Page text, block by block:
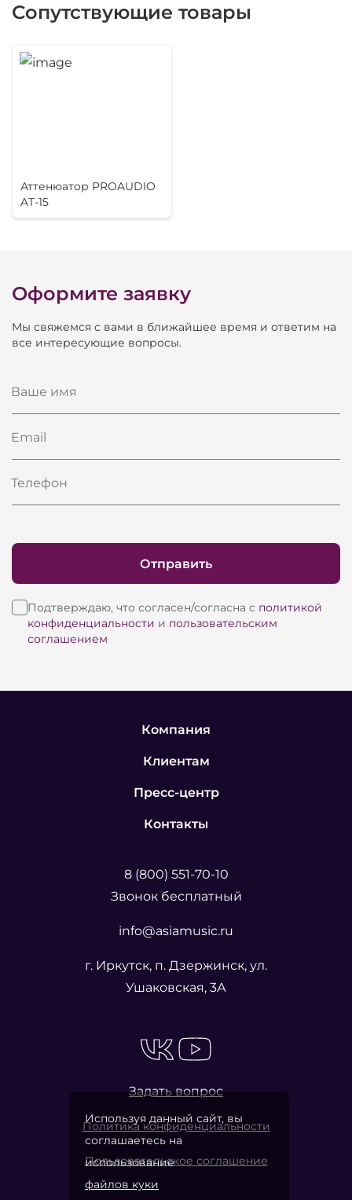
Сопутствующие товары
Аттенюатор PROAUDIO
AT-15
Оформите заявку
Мы свяжемся с вами в ближайшее время и ответим на
все интересующие вопросы.
Ваше имя
Email
Телефон
Подтверждаю, что согласен/согласна с политикой
конфиденциальности и пользовательским
соглашением
Отправить
Компания
Клиентам
Пресс-центр
Контакты
8 (800) 551-70-10
Звонок бесплатный
info@asiamusic.ru
г. Иркутск, п. Дзержинск, ул.
Ушаковская, 3А
Задать вопрос
Политика конфиденциальности
Пользовательское соглашение
Используя данный сайт, вы
соглашаетесь на
использование
файлов куки